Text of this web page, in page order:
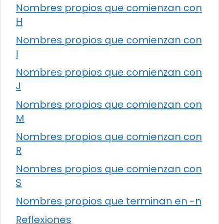
Nombres propios que comienzan con
H
Nombres propios que comienzan con
I
Nombres propios que comienzan con
J
Nombres propios que comienzan con
M
Nombres propios que comienzan con
R
Nombres propios que comienzan con
S
Nombres propios que terminan en -n
Reflexiones